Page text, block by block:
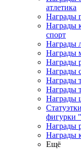
атлетика
Награды
Награды
спорт
Награды
Награды
Награды
Награды
Награды
Награды
Награды
фигурки
Награды
Награды
Ещё